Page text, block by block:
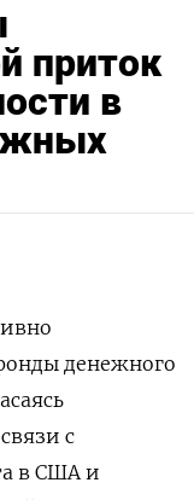
приток
в
денежного
с
в США и